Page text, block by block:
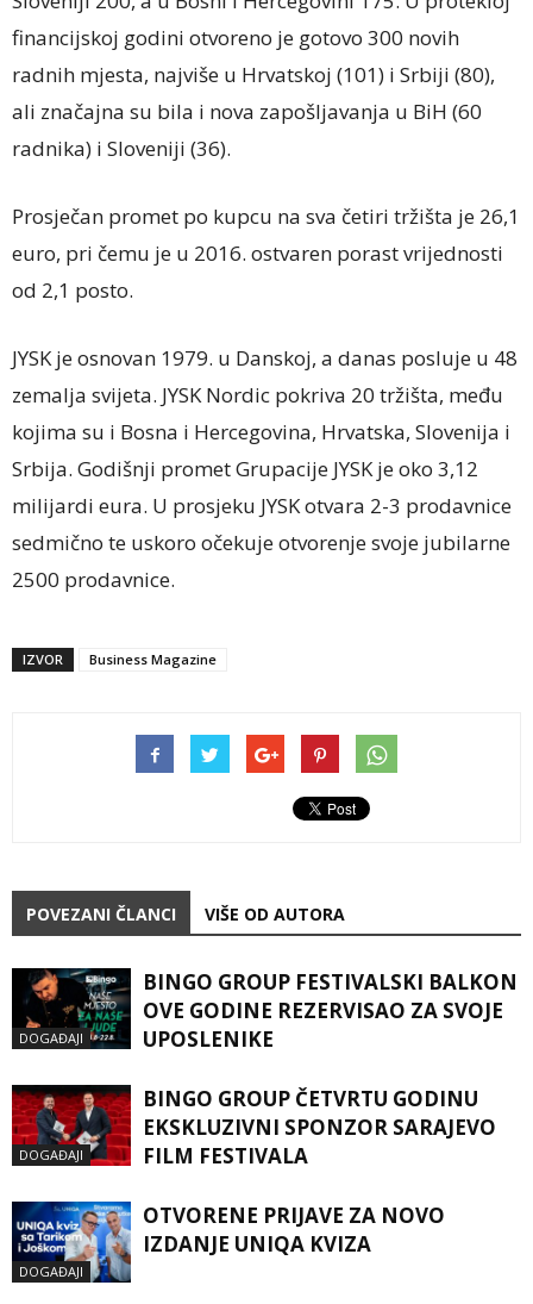
financijskoj godini otvoreno je gotovo 300 novih
radnih mjesta, najviše u Hrvatskoj (101) i Srbiji (80),
ali značajna su bila i nova zapošljavanja u BiH (60
radnika) i Sloveniji (36).
Prosječan promet po kupcu na sva četiri tržišta je 26,1
euro, pri čemu je u 2016. ostvaren porast vrijednosti
od 2,1 posto.
JYSK je osnovan 1979. u Danskoj, a danas posluje u 48
zemalja svijeta. JYSK Nordic pokriva 20 tržišta, među
kojima su i Bosna i Hercegovina, Hrvatska, Slovenija i
Srbija. Godišnji promet Grupacije JYSK je oko 3,12
milijardi eura. U prosjeku JYSK otvara 2-3 prodavnice
sedmično te uskoro očekuje otvorenje svoje jubilarne
2500 prodavnice.
IZVOR Business Magazine
POVEZANI ČLANCI VIŠE OD AUTORA
DOGAĐAJI
BINGO GROUP FESTIVALSKI BALKON
OVE GODINE REZERVISAO ZA SVOJE
UPOSLENIKE
DOGAĐAJI
BINGO GROUP ČETVRTU GODINU
EKSKLUZIVNI SPONZOR SARAJEVO
FILM FESTIVALA
DOGAĐAJI
OTVORENE PRIJAVE ZA NOVO
IZDANJE UNIQA KVIZA